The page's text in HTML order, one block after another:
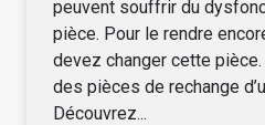
peuvent souffrir du
pièce. Pour le rendre
devez changer cette
des pièces de rechange
Découvrez...